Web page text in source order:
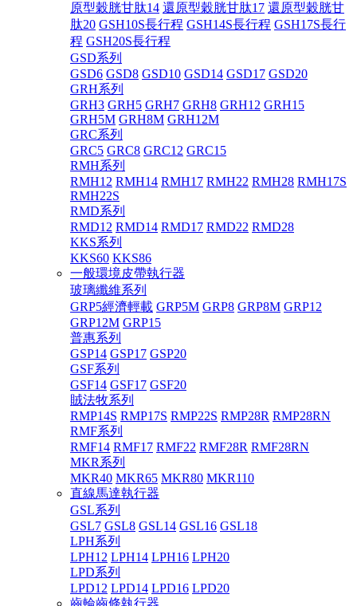
原型穀胱甘肽14 還原型穀胱甘肽17 還原型穀胱甘
肽20 GSH10S長行程 GSH14S長行程 GSH17S長行
程 GSH20S長行程
GSD系列
GSD6 GSD8 GSD10 GSD14 GSD17 GSD20
GRH系列
GRH3 GRH5 GRH7 GRH8 GRH12 GRH15
GRH5M GRH8M GRH12M
GRC系列
GRC5 GRC8 GRC12 GRC15
RMH系列
RMH12 RMH14 RMH17 RMH22 RMH28 RMH17S
RMH22S
RMD系列
RMD12 RMD14 RMD17 RMD22 RMD28
KKS系列
KKS60 KKS86
一般環境皮帶執行器
玻璃纖維系列
GRP5經濟輕載 GRP5M GRP8 GRP8M GRP12
GRP12M GRP15
普惠系列
GSP14 GSP17 GSP20
GSF系列
GSF14 GSF17 GSF20
賊法牧系列
RMP14S RMP17S RMP22S RMP28R RMP28RN
RMF系列
RMF14 RMF17 RMF22 RMF28R RMF28RN
MKR系列
MKR40 MKR65 MKR80 MKR110
直線馬達執行器
GSL系列
GSL7 GSL8 GSL14 GSL16 GSL18
LPH系列
LPH12 LPH14 LPH16 LPH20
LPD系列
LPD12 LPD14 LPD16 LPD20
齒輪齒條執行器